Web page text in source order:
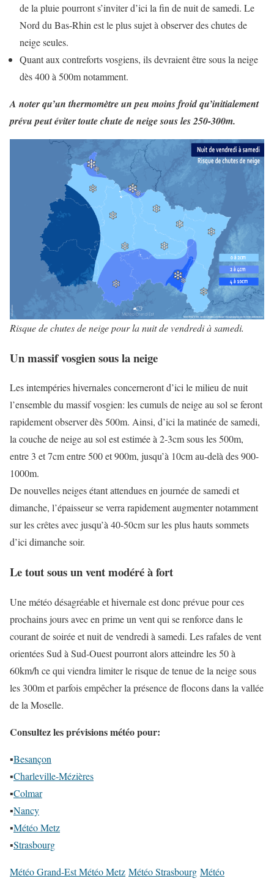
de la pluie pourront s’inviter d’ici la fin de nuit de samedi. Le
Nord du Bas-Rhin est le plus sujet à observer des chutes de
neige seules.
Quant aux contreforts vosgiens, ils devraient être sous la neige
dès 400 à 500m notamment.
A noter qu’un thermomètre un peu moins froid qu’initialement
prévu peut éviter toute chute de neige sous les 250-300m.
Risque de chutes de neige pour la nuit de vendredi à samedi.
Un massif vosgien sous la neige
Les intempéries hivernales concerneront d’ici le milieu de nuit
l’ensemble du massif vosgien: les cumuls de neige au sol se feront
rapidement observer dès 500m. Ainsi, d’ici la matinée de samedi,
la couche de neige au sol est estimée à 2-3cm sous les 500m,
entre 3 et 7cm entre 500 et 900m, jusqu’à 10cm au-delà des 900-
1000m.
De nouvelles neiges étant attendues en journée de samedi et
dimanche, l’épaisseur se verra rapidement augmenter notamment
sur les crêtes avec jusqu’à 40-50cm sur les plus hauts sommets
d’ici dimanche soir.
Le tout sous un vent modéré à fort
Une météo désagréable et hivernale est donc prévue pour ces
prochains jours avec en prime un vent qui se renforce dans le
courant de soirée et nuit de vendredi à samedi. Les rafales de vent
orientées Sud à Sud-Ouest pourront alors atteindre les 50 à
60km/h ce qui viendra limiter le risque de tenue de la neige sous
les 300m et parfois empêcher la présence de flocons dans la vallée
de la Moselle.
Consultez les prévisions météo pour:
▪Besançon
▪Charleville-Mézières
▪Colmar
▪Nancy
▪Météo Metz
▪Strasbourg
Météo Grand-Est Météo Metz Météo Strasbourg Météo